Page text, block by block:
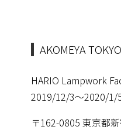
AKOMEYA
HARIO Lampwork
2019/12/3〜2020/1/
〒162-0805 東京都